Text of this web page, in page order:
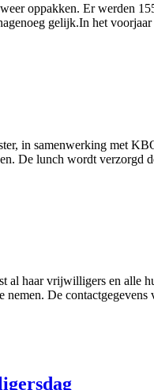
oppakken. Er werden
gelijk.In het
in samenwerking met
De lunch wordt verzorgd
haar vrijwilligers en alle
nemen. De